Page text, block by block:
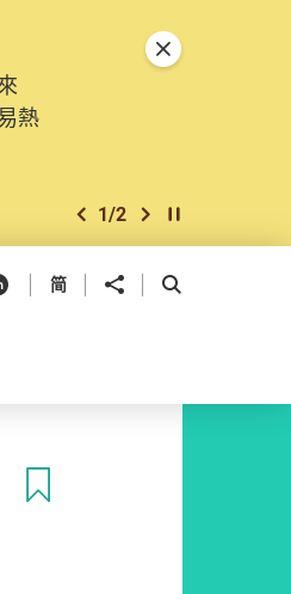
熱
上一個
1/2 下一個開始/暫停幻燈
關閉特別通告
領英 简 分享到 開啟搜尋框